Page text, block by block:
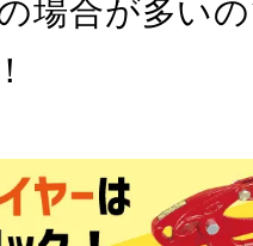
場合が多い